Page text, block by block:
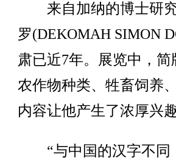
来自加纳的博士研究
罗(DEKOMAH SIMON
肃已近7年。展览中，
农作物种类、牲畜饲养
内容让他产生了浓厚兴趣
“与中国的汉字不同